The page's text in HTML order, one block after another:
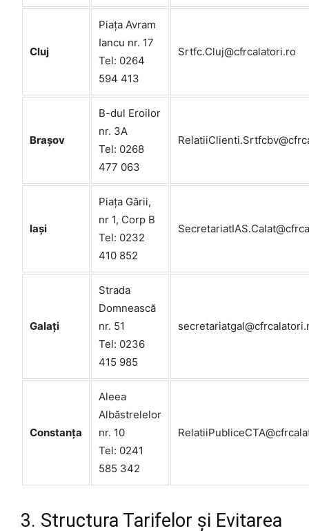
Cluj
Piața Avram
Iancu nr. 17
Tel: 0264
594 413
Srtfc.Cluj@cfrcalatori.ro
Brașov
B-dul Eroilor
nr. 3A
Tel: 0268
477 063
Iași
Piața Gării,
nr 1, Corp B
Tel: 0232
410 852
Galați
Strada
Domnească
nr. 51
Tel: 0236
415 985
Constanța
Aleea
Albăstrelelor
nr. 10
Tel: 0241
585 342
3. Structura Tarifelor și Evitarea